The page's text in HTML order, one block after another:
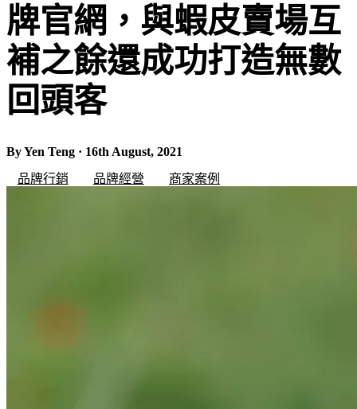
牌官網，與蝦皮賣場互
補之餘還成功打造無數
回頭客
By Yen Teng · 16th August, 2021
品牌行銷
品牌經營 商家案例